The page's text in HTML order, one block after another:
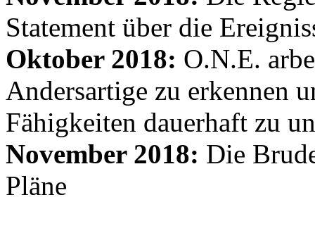
Statement über die
Oktober 2018: O.N.E.
Andersartige zu erkennen
Fähigkeiten dauerhaft zu
November 2018: Die
Pläne